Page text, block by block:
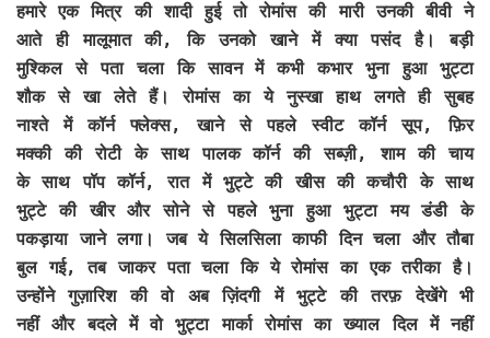
हमारे एक मित्र की शादी हुई तो रोमांस की मारी उनकी बीवी ने
आते ही मालूमात की, कि उनको खाने में क्या पसंद है। बड़ी
मुश्किल से पता चला कि सावन में कभी कभार भुना हुआ भुट्टा
शौक से खा लेते हैं। रोमांस का ये नुस्खा हाथ लगते ही सुबह
नाश्ते में कॉर्न फ्लेक्स, खाने से पहले स्वीट कॉर्न सूप, फ़िर
मक्की की रोटी के साथ पालक कॉर्न की सब्ज़ी, शाम की चाय
के साथ पॉप कॉर्न, रात में भुट्टे की खीस की कचौरी के साथ
भुट्टे की खीर और सोने से पहले भुना हुआ भुट्टा मय डंडी के
पकड़ाया जाने लगा। जब ये सिलसिला काफी दिन चला और तौबा
बुल गई, तब जाकर पता चला कि ये रोमांस का एक तरीका है।
उन्होंने गुज़ारिश की वो अब ज़िंदगी में भुट्टे की तरफ़ देखेंगे भी
नहीं और बदले में वो भुट्टा मार्का रोमांस का ख्याल दिल में नहीं